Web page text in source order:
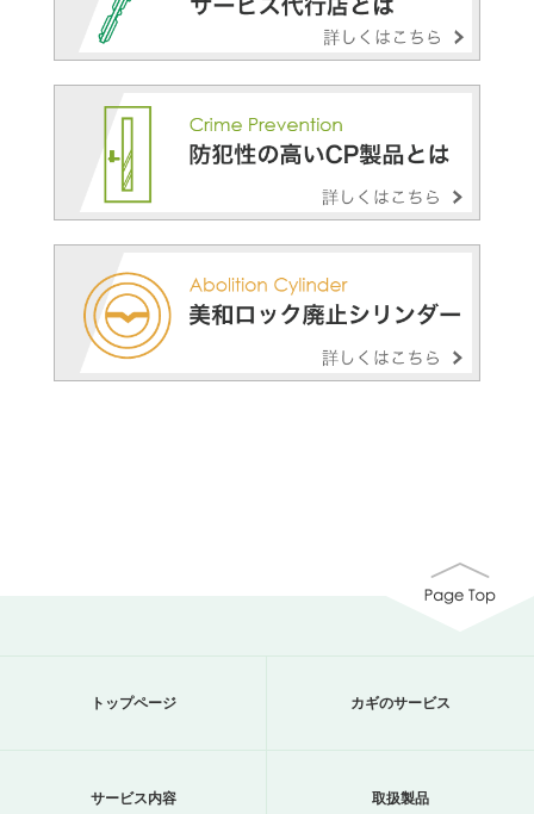
トップページ カギのサービス
サービス内容 取扱製品